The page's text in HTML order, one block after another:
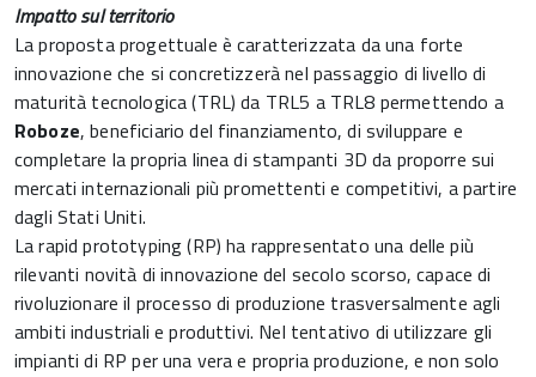
Impatto sul territorio
La proposta progettuale è caratterizzata da una forte
innovazione che si concretizzerà nel passaggio di livello di
maturità tecnologica (TRL) da TRL5 a TRL8 permettendo a
Roboze, beneficiario del finanziamento, di sviluppare e
completare la propria linea di stampanti 3D da proporre sui
mercati internazionali più promettenti e competitivi, a partire
dagli Stati Uniti.​
La rapid prototyping (RP) ha rappresentato una delle più
rilevanti novità di innovazione del secolo scorso, capace di
rivoluzionare il processo di produzione trasversalmente agli
ambiti industriali e produttivi. Nel tentativo di utilizzare gli
impianti di RP per una vera e propria produzione, e non solo